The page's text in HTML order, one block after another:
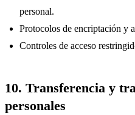
personal.
Protocolos de encriptación y
Controles de acceso
10. Transferencia y
personales